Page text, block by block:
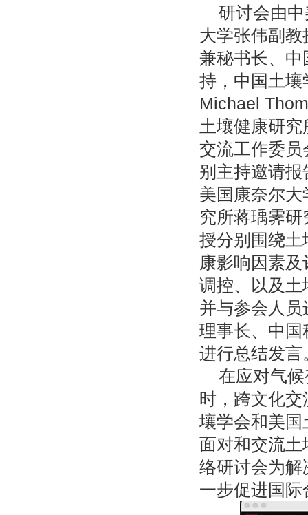
研讨会由
大学张伟副
兼秘书长、
持，中国土
Michael
土壤健康研
交流工作委
别主持邀请
美国康奈尔
究所蒋瑀霁
授分别围绕
康影响因素
调控、以及
并与参会人
理事长、中
进行总结发言
在应对气
时，跨文化
壤学会和美
面对和交流
络研讨会为
一步促进国